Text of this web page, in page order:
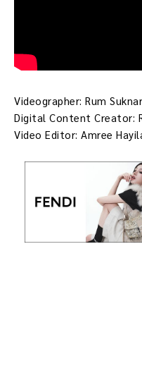
Videographer: Rum
Digital Content Creator:
Video Editor: Amree